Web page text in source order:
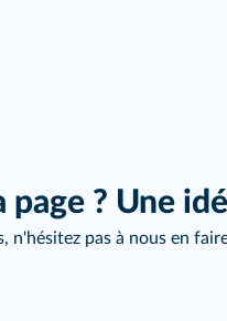
page ? Une
n'hésitez pas à nous en